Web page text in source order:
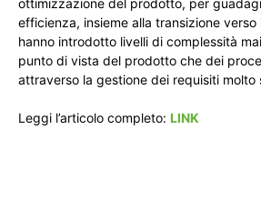
ottimizzazione del prodotto, per
efficienza, insieme alla transizione verso
hanno introdotto livelli di complessità
punto di vista del prodotto che dei
attraverso la gestione dei requisiti molto
Leggi l’articolo completo: LINK